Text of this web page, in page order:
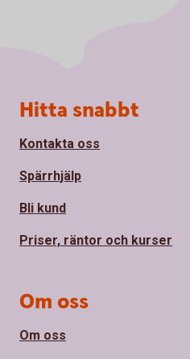
Sidfot
Hitta snabbt
Kontakta oss
Spärrhjälp
Bli kund
Priser, räntor och kurser
Om oss
Om oss